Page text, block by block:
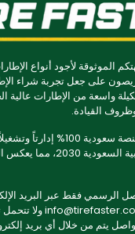
الموثوقة لأجود أنواع
على جعل تجربة شراء
واسعة من الإطارات عالية
القيادة.
نفتخر بأن هذه المنصة
رؤية المملكة العربية
الرسمي فقط عبر البريد
يتم من خلال أي بريد